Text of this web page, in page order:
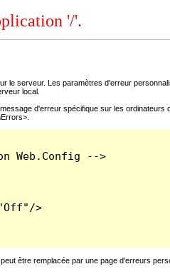
'/'.
le serveur. Les paramètres d'erreur
local.
d'erreur spécifique sur les
Web.Config -->
>
être remplacée par une page d'erreurs